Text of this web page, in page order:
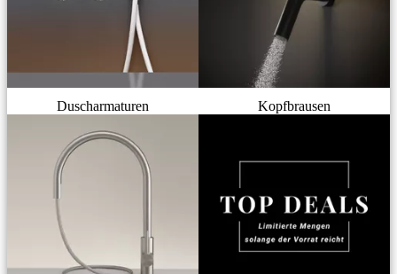
Duscharmaturen Kopfbrausen